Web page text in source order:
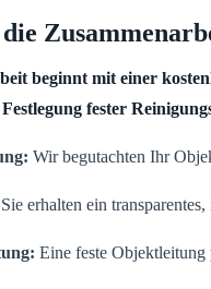
beginnt mit einer
fester
Wir begutachten Ihr
Sie erhalten ein
Eine feste Objektleitung